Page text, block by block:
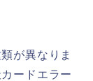
が異なりま
ードエラー